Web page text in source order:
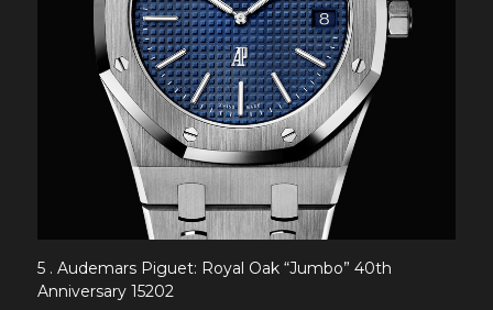
5 . Audemars Piguet: Royal Oak “Jumbo” 40th
Anniversary 15202